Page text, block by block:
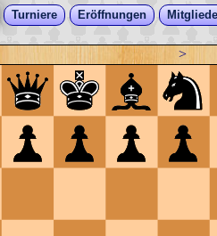
Turniere Eröffnungen
>